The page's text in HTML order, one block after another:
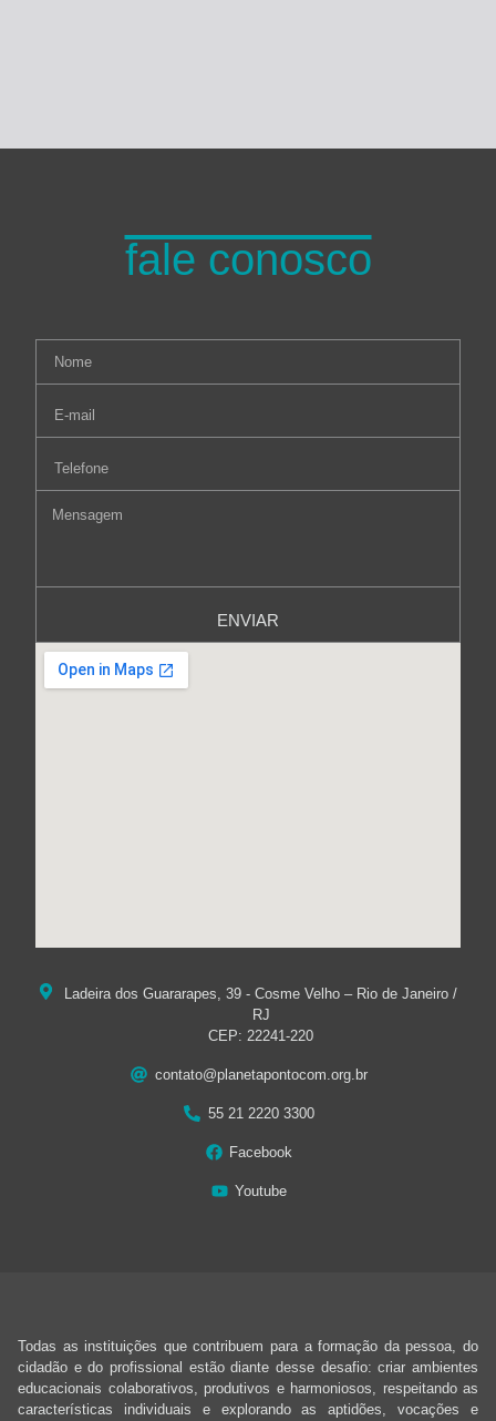
fale conosco
ENVIAR
Ladeira dos Guararapes, 39 - Cosme Velho – Rio de Janeiro /
RJ
CEP: 22241-220
contato@planetapontocom.org.br
55 21 2220 3300
Facebook
Youtube
Todas as instituições que contribuem para a formação da pessoa, do
cidadão e do profissional estão diante desse desafio: criar ambientes
educacionais colaborativos, produtivos e harmoniosos, respeitando as
características individuais e explorando as aptidões, vocações e